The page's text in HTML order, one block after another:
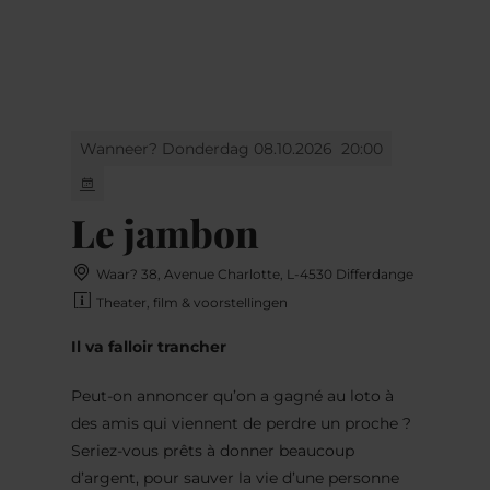
Wanneer? Donderdag 08.10.2026 20:00
Le jambon
Waar? 38, Avenue Charlotte, L-4530 Differdange
Theater, film & voorstellingen
Il va falloir trancher
Peut-on annoncer qu’on a gagné au loto à
des amis qui viennent de perdre un proche ?
Seriez-vous prêts à donner beaucoup
d’argent, pour sauver la vie d’une personne